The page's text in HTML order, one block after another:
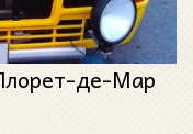
де-Мар